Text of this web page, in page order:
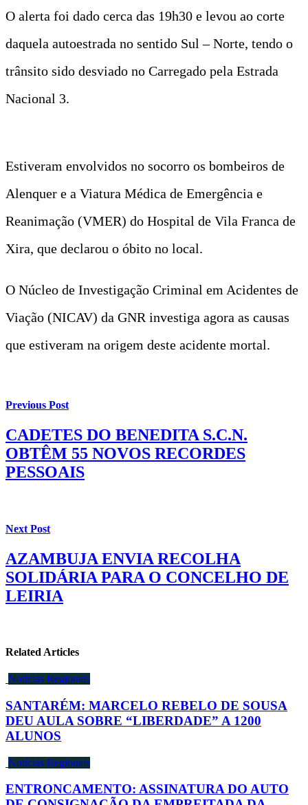
O alerta foi dado cerca das 19h30 e levou ao corte
daquela autoestrada no sentido Sul – Norte, tendo o
trânsito sido desviado no Carregado pela Estrada
Nacional 3.
Estiveram envolvidos no socorro os bombeiros de
Alenquer e a Viatura Médica de Emergência e
Reanimação (VMER) do Hospital de Vila Franca de
Xira, que declarou o óbito no local.
O Núcleo de Investigação Criminal em Acidentes de
Viação (NICAV) da GNR investiga agora as causas
que estiveram na origem deste acidente mortal.
Previous Post
CADETES DO BENEDITA S.C.N.
OBTÊM 55 NOVOS RECORDES
PESSOAIS
Next Post
AZAMBUJA ENVIA RECOLHA
SOLIDÁRIA PARA O CONCELHO DE
LEIRIA
Related Articles
Notícias Regionais
SANTARÉM: MARCELO REBELO DE SOUSA
DEU AULA SOBRE “LIBERDADE” A 1200
ALUNOS
Notícias Regionais
ENTRONCAMENTO: ASSINATURA DO AUTO